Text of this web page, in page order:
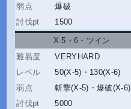
爆破
1500
X-5・6 ・ ツイン
VERYHARD
50(X-5) ・ 130(X-6)
斬撃(X-5) ・ 爆破(X-6)
5000